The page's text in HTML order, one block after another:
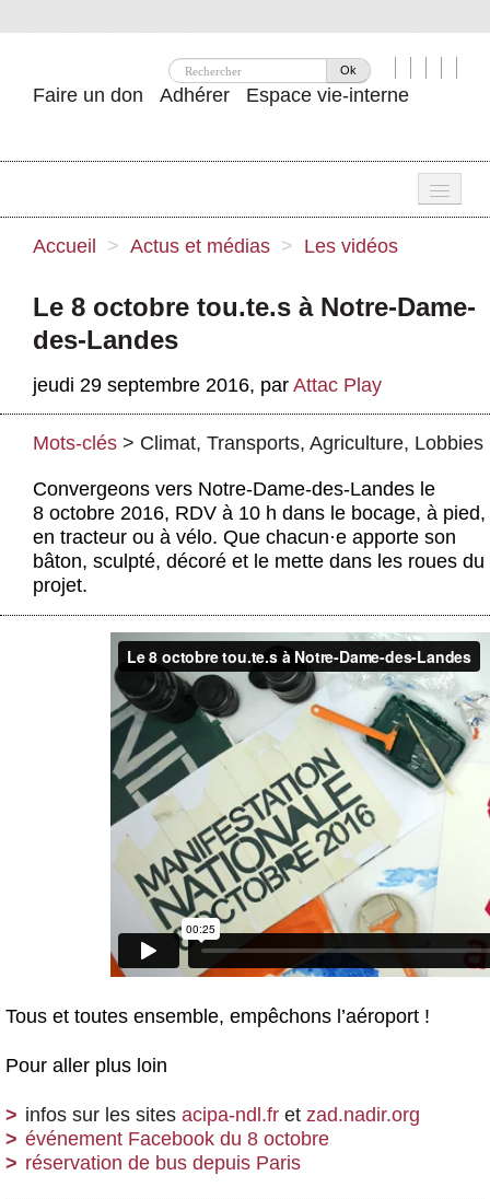
Ok
Faire un don Adhérer Espace vie-interne
Nos idées
Publications
Agenda
Actus et médias
Boutique
Accueil > Actus et médias > Les vidéos
Le 8 octobre tou.te.s à Notre-Dame-
des-Landes
jeudi 29 septembre 2016, par Attac Play
Mots-clés > Climat, Transports, Agriculture, Lobbies
Convergeons vers Notre-Dame-des-Landes le
8 octobre 2016, RDV à 10 h dans le bocage, à pied,
en tracteur ou à vélo. Que chacun·e apporte son
bâton, sculpté, décoré et le mette dans les roues du
projet.
Tous et toutes ensemble, empêchons l’aéroport !
Pour aller plus loin
infos sur les sites acipa-ndl.fr et zad.nadir.org
événement Facebook du 8 octobre
réservation de bus depuis Paris